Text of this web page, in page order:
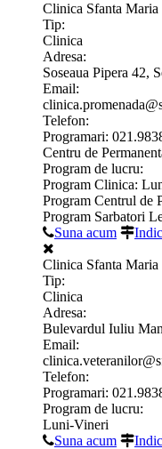
Clinica Sfanta Maria
Tip:
Clinica
Adresa:
Soseaua Pipera 42,
Email:
Telefon:
Programari:
Centru de
Program de lucru:
Program Clinica:
Program Centrul de
Program Sarbatori
Suna acum
Clinica Sfanta Maria
Tip:
Clinica
Adresa:
Bulevardul Iuliu
Email:
Telefon:
Programari:
Program de lucru:
Luni-Vineri
Suna acum